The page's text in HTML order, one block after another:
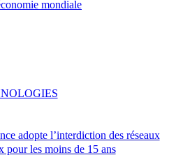
mondiale
adopte l’interdiction des réseaux
pour les moins de 15 ans